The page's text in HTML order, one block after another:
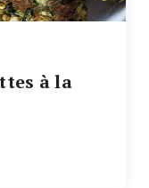
à la